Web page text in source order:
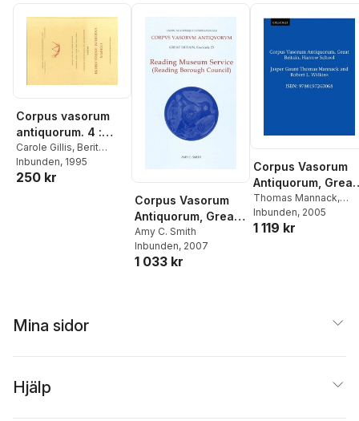
Corpus vasorum
antiquorum. 4 :
Medelhavsmuseet
and
Nationalmuseum,
Carole Gillis, Berit
Wells,Gullög Nordquist
Marianne Frisell
Inbunden, 1995
250 kr
Corpus Vasorum
Antiquorum, Great
Britiain Fascicule
23, Reading
Museum Service
Amy C. Smith
Inbunden, 2007
1 033 kr
Corpus Vasorum
Antiquorum, Great
Britain, Harrow
School
Thomas Mannack,
Jasper Gaunt
Inbunden, 2005
1 119 kr
Mina sidor
Hjälp